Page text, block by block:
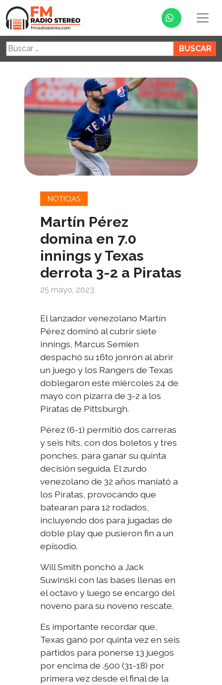
Buscar:
NOTICIAS
Martín Pérez
domina en 7.0
innings y Texas
derrota 3-2 a Piratas
25 mayo, 2023
El lanzador venezolano Martín
Pérez dominó al cubrir siete
innings, Marcus Semien
despachó su 16to jonrón al abrir
un juego y los Rangers de Texas
doblegaron este miércoles 24 de
mayo con pizarra de 3-2 a los
Piratas de Pittsburgh.
Pérez (6-1) permitió dos carreras
y seis hits, con dos boletos y tres
ponches, para ganar su quinta
decisión seguida. El zurdo
venezolano de 32 años maniató a
los Piratas, provocando que
batearan para 12 rodados,
incluyendo dos para jugadas de
doble play que pusieron fin a un
episodio.
Will Smith ponchó a Jack
Suwinski con las bases llenas en
el octavo y luego se encargó del
noveno para su noveno rescate.
Es importante recordar que,
Texas ganó por quinta vez en seis
partidos para ponerse 13 juegos
por encima de .500 (31-18) por
primera vez desde el final de la